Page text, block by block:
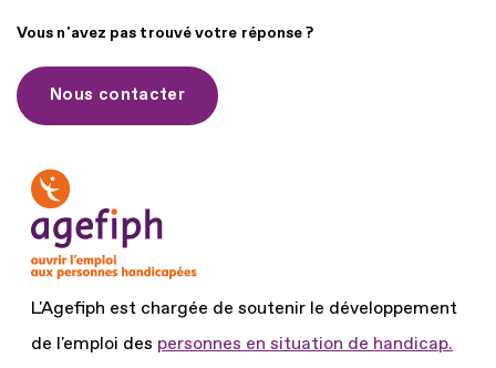
Vous n'avez pas trouvé votre réponse ?
Nous contacter
L'Agefiph est chargée de soutenir le développement
de l'emploi des personnes en situation de handicap.